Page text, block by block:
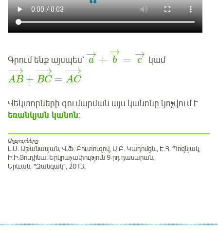
Գրում ենք այսպես՝ a
→ + b
→
= c
→
կամ
AB
−→
−
+ BC
−→
= AC
−→
Վեկտորների գումարման այս կանոնը կոչվում է
եռանկյան կանոն:
Աղբյուրները
Լ.Ս. Աթանասյան, Վ.Ֆ. Բուտուզով, Ս.Բ. Կադոմցև, Է.Հ. Պոզնյակ,
Ի.Ի.Յուդինա: Երկրաչափություն 9-րդ դասարան,
Երևան, "Զանգակ", 2013: